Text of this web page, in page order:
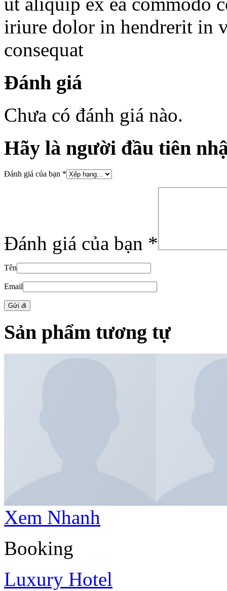
iriure dolor in hendrerit in
consequat
Đánh giá
Chưa có đánh giá nào.
Hãy là người đầu tiên
Đánh giá của bạn *
Đánh giá của bạn *
Tên
Email
Sản phẩm tương tự
Xem Nhanh
Booking
Luxury Hotel